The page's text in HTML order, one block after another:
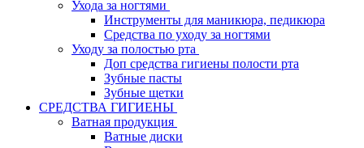
Ухода за ногтями
Инструменты для маникюра, педикюра
Средства по уходу за ногтями
Уходу за полостью рта
Доп средства гигиены полости рта
Зубные пасты
Зубные щетки
СРЕДСТВА ГИГИЕНЫ
Ватная продукция
Ватные диски